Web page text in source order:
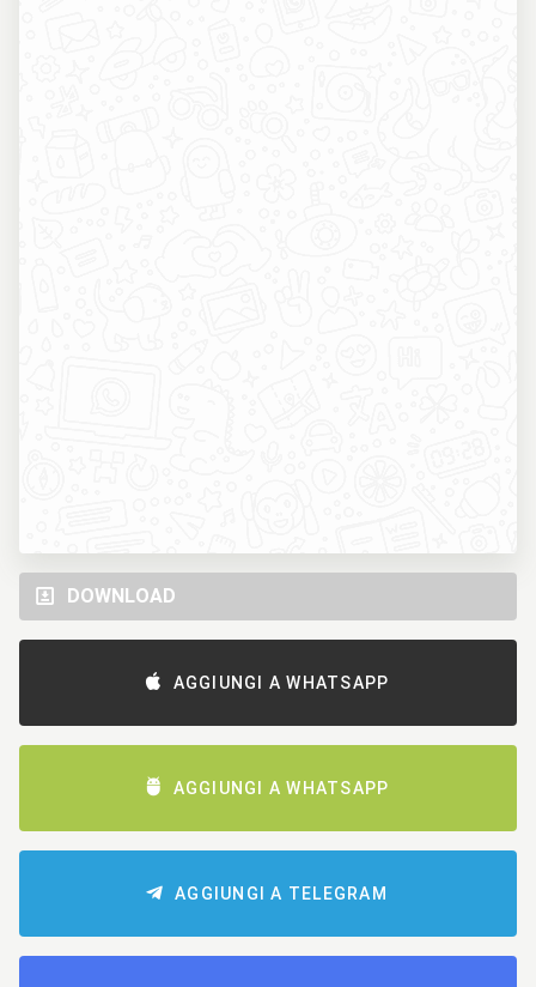
DOWNLOAD
AGGIUNGI A WHATSAPP
AGGIUNGI A WHATSAPP
AGGIUNGI A TELEGRAM